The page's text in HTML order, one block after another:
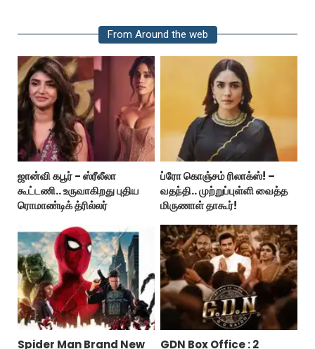
From Around the web
ஜான்வி கபூர் - ஸ்ரீலீலா
கூட்டணி.. உருவாகிறது புதிய
ரொமாண்டிக் த்ரில்லர்
ப்ரோ கொஞ்சம் ரிலாக்ஸ்! –
வதந்தி.. முற்றுப்புள்ளி வைத்த
மிருணாள் தாகூர்!
Spider Man Brand New
GDN Box Office : 2